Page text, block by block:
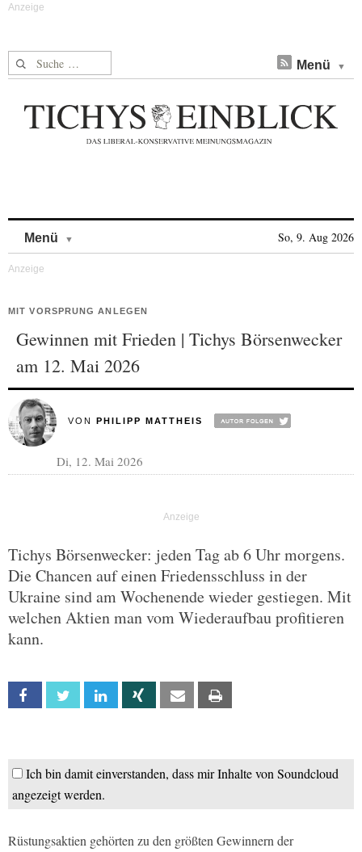
Suche nach: Menü
Menü So, 9. Aug 2026
MIT VORSPRUNG ANLEGEN
Gewinnen mit Frieden | Tichys Börsenwecker
am 12. Mai 2026
VON PHILIPP MATTHEIS
Di, 12. Mai 2026
Tichys Börsenwecker: jeden Tag ab 6 Uhr morgens.
Die Chancen auf einen Friedensschluss in der
Ukraine sind am Wochenende wieder gestiegen. Mit
welchen Aktien man vom Wiederaufbau profitieren
kann.
Facebook Twitter Linkedin Xing Email
Ich bin damit einverstanden, dass mir Inhalte von Soundcloud
angezeigt werden.
Rüstungsaktien gehörten zu den größten Gewinnern der